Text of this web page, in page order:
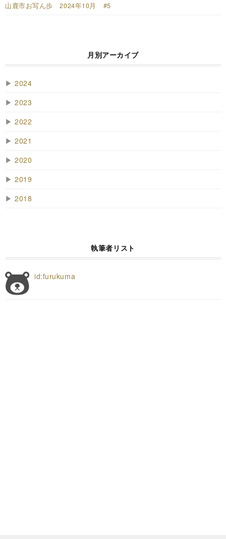
山鹿市お写ん歩 2024年10月 #5
月別アーカイブ
▶ 2024
▶ 2023
▶ 2022
▶ 2021
▶ 2020
▶ 2019
▶ 2018
執筆者リスト
id:furukuma